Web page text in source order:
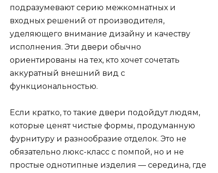
подразумевают серию межкомнатных и
входных решений от производителя,
уделяющего внимание дизайну и качеству
исполнения. Эти двери обычно
ориентированы на тех, кто хочет сочетать
аккуратный внешний вид с
функциональностью.
Если кратко, то такие двери подойдут людям,
которые ценят чистые формы, продуманную
фурнитуру и разнообразие отделок. Это не
обязательно люкс-класс с помпой, но и не
простые однотипные изделия — середина, где